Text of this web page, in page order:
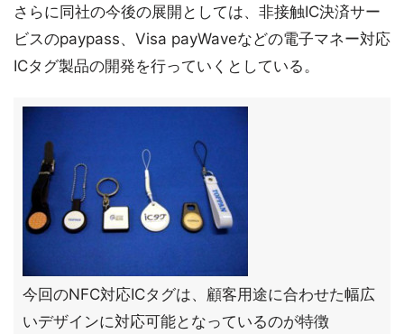
さらに同社の今後の展開としては、非接触IC決済サー
ビスのpaypass、Visa payWaveなどの電子マネー対応
ICタグ製品の開発を行っていくとしている。
今回のNFC対応ICタグは、顧客用途に合わせた幅広
いデザインに対応可能となっているのが特徴